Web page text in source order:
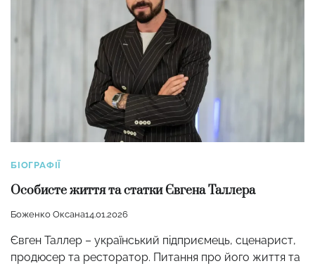
БІОГРАФІЇ
Особисте життя та статки Євгена Таллера
Боженко Оксана14.01.2026
Євген Таллер – український підприємець, сценарист,
продюсер та ресторатор. Питання про його життя та